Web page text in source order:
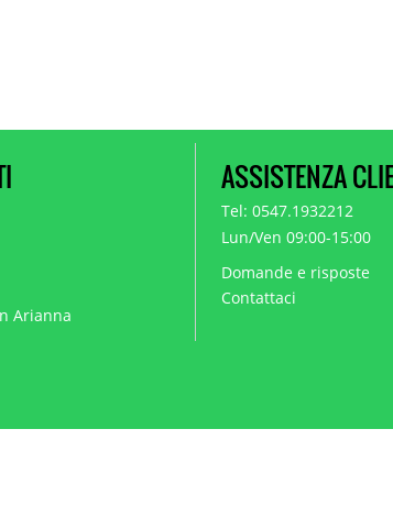
Arianna
ASSISTENZA
Tel: 0547.1932212
Lun/Ven 09:00-15:00
Domande e risposte
Contattaci